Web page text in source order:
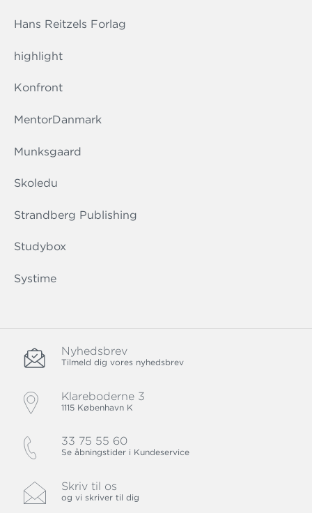
Hans Reitzels Forlag
highlight
Konfront
MentorDanmark
Munksgaard
Skoledu
Strandberg Publishing
Studybox
Systime
Nyhedsbrev
Tilmeld dig vores nyhedsbrev
Klareboderne 3
1115 København K
33 75 55 60
Se åbningstider i Kundeservice
Skriv til os
og vi skriver til dig